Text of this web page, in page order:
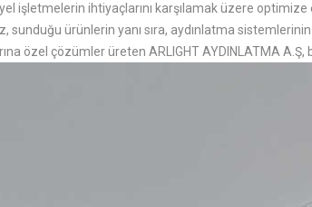
işletmelerin ihtiyaçlarını karşılamak üzere optimize
sunduğu ürünlerin yanı sıra, aydınlatma
özel çözümler üreten ARLIGHT AYDINLATMA